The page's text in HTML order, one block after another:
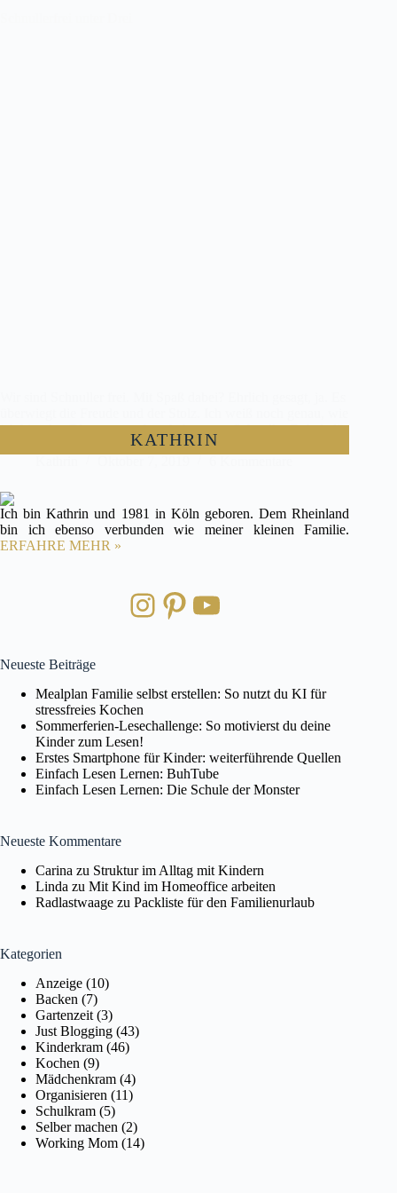
ich hier den Blogpost verfasst habe zum „Schnuller Debakel“,
als Carl auf die Welt gekommen ist. Damals war…
KATHRIN
Ich bin Kathrin und 1981 in Köln geboren. Dem Rheinland
bin ich ebenso verbunden wie meiner kleinen Familie.
ERFAHRE MEHR »
Instagram
Pinterest
YouTube
Neueste Beiträge
Mealplan Familie selbst erstellen: So nutzt du KI für
stressfreies Kochen
Sommerferien-Lesechallenge: So motivierst du deine
Kinder zum Lesen!
Erstes Smartphone für Kinder: weiterführende Quellen
Einfach Lesen Lernen: BuhTube
Einfach Lesen Lernen: Die Schule der Monster
Neueste Kommentare
Carina zu Struktur im Alltag mit Kindern
Linda zu Mit Kind im Homeoffice arbeiten
Radlastwaage zu Packliste für den Familienurlaub
Kategorien
Anzeige (10)
Backen (7)
Gartenzeit (3)
Just Blogging (43)
Kinderkram (46)
Kochen (9)
Mädchenkram (4)
Organisieren (11)
Schulkram (5)
Selber machen (2)
Working Mom (14)